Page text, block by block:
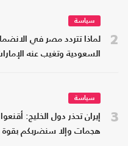
2
سياسة
لماذا تتردد مصر في
السعودية وتغيب عنه
3
سياسة
إيران تحذر دول الخليج:
هجمات وإلا سنضربكم بقوة